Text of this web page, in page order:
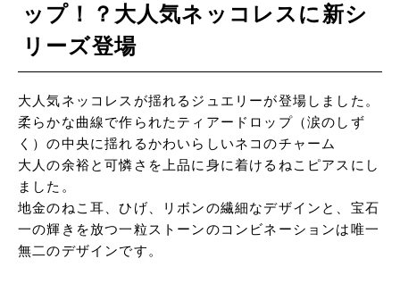
ップ！？大人気ネッコレスに新シ
リーズ登場
大人気ネッコレスが揺れるジュエリーが登場しました。
柔らかな曲線で作られたティアードロップ（涙のしず
く）の中央に揺れるかわいらしいネコのチャーム
大人の余裕と可憐さを上品に身に着けるねこピアスにし
ました。
地金のねこ耳、ひげ、リボンの繊細なデザインと、宝石
一の輝きを放つ一粒ストーンのコンビネーションは唯一
無二のデザインです。